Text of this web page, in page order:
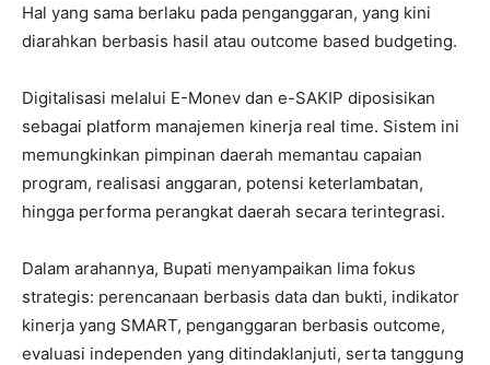
Hal yang sama berlaku pada penganggaran, yang kini
diarahkan berbasis hasil atau outcome based budgeting.
Digitalisasi melalui E-Monev dan e-SAKIP diposisikan
sebagai platform manajemen kinerja real time. Sistem ini
memungkinkan pimpinan daerah memantau capaian
program, realisasi anggaran, potensi keterlambatan,
hingga performa perangkat daerah secara terintegrasi.
Dalam arahannya, Bupati menyampaikan lima fokus
strategis: perencanaan berbasis data dan bukti, indikator
kinerja yang SMART, penganggaran berbasis outcome,
evaluasi independen yang ditindaklanjuti, serta tanggung